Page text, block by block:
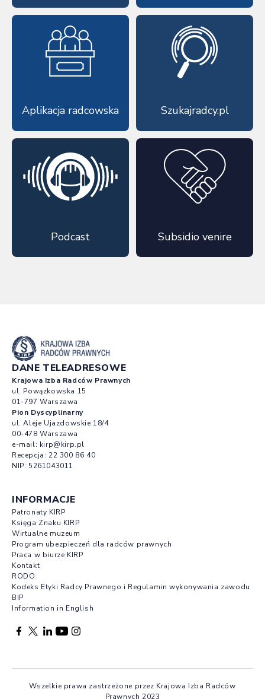
Aplikacja radcowska Szukajradcy.pl
Podcast Subsidio venire
DANE TELEADRESOWE
Krajowa Izba Radców Prawnych
ul. Powązkowska 15
01-797 Warszawa
Pion Dyscyplinarny
ul. Aleje Ujazdowskie 18/4
00-478 Warszawa
e-mail: kirp@kirp.pl
Recepcja: 22 300 86 40
NIP: 5261043011
INFORMACJE
Patronaty KIRP
Księga Znaku KIRP
Wirtualne muzeum
Program ubezpieczeń dla radców prawnych
Praca w biurze KIRP
Kontakt
RODO
Kodeks Etyki Radcy Prawnego i Regulamin wykonywania zawodu
BIP
Information in English
Facebook otwierany w nowej karcie
Profil X otwierany w nowej karcie
Profil LinkedIn otwierany w nowej karcie
Profil YouTube otwierany w nowej karcie
Profil Instagram otwierany w nowej karcie
Wszelkie prawa zastrzeżone przez Krajowa Izba Radców
Prawnych 2023